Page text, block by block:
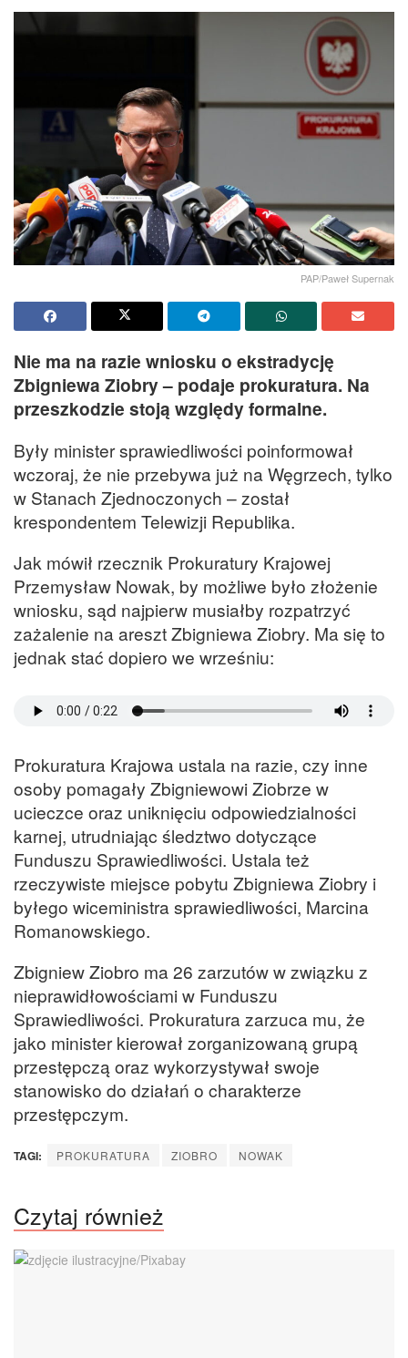
PAP/Paweł Supernak
Nie ma na razie wniosku o ekstradycję
Zbigniewa Ziobry – podaje prokuratura. Na
przeszkodzie stoją względy formalne.
Były minister sprawiedliwości poinformował
wczoraj, że nie przebywa już na Węgrzech, tylko
w Stanach Zjednoczonych – został
krespondentem Telewizji Republika.
Jak mówił rzecznik Prokuratury Krajowej
Przemysław Nowak, by możliwe było złożenie
wniosku, sąd najpierw musiałby rozpatrzyć
zażalenie na areszt Zbigniewa Ziobry. Ma się to
jednak stać dopiero we wrześniu:
Prokuratura Krajowa ustala na razie, czy inne
osoby pomagały Zbigniewowi Ziobrze w
ucieczce oraz uniknięciu odpowiedzialności
karnej, utrudniając śledztwo dotyczące
Funduszu Sprawiedliwości. Ustala też
rzeczywiste miejsce pobytu Zbigniewa Ziobry i
byłego wiceministra sprawiedliwości, Marcina
Romanowskiego.
Zbigniew Ziobro ma 26 zarzutów w związku z
nieprawidłowościami w Funduszu
Sprawiedliwości. Prokuratura zarzuca mu, że
jako minister kierował zorganizowaną grupą
przestępczą oraz wykorzystywał swoje
stanowisko do działań o charakterze
przestępczym.
TAGI: PROKURATURA ZIOBRO NOWAK
Czytaj również